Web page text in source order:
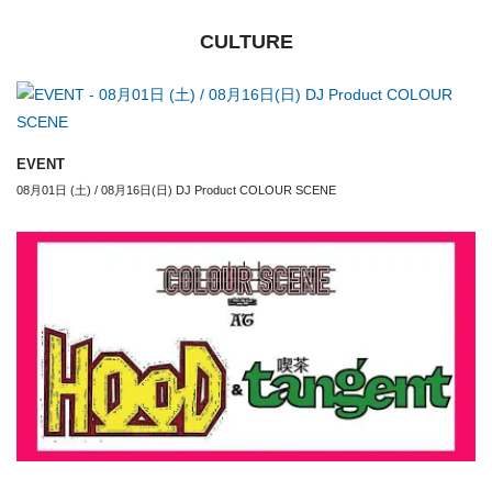
CULTURE
EVENT
08月01日 (土) / 08月16日(日) DJ Product COLOUR SCENE